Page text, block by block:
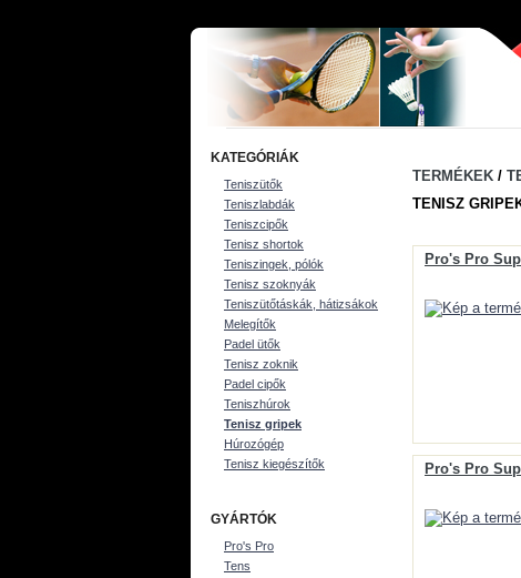
KATEGÓRIÁK
Teniszütők
Teniszlabdák
Teniszcipők
Tenisz shortok
Teniszingek, pólók
Tenisz szoknyák
Teniszütőtáskák, hátizsákok
Melegítők
Padel ütők
Tenisz zoknik
Padel cipők
Teniszhúrok
Tenisz gripek
Húrozógép
Tenisz kiegészítők
GYÁRTÓK
Pro's Pro
Tens
TERMÉKEK /
TENISZ
Pro's Pro
Pro's Pro